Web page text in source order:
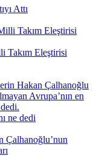
Attı
Takım Eleştirisi
ne dedi